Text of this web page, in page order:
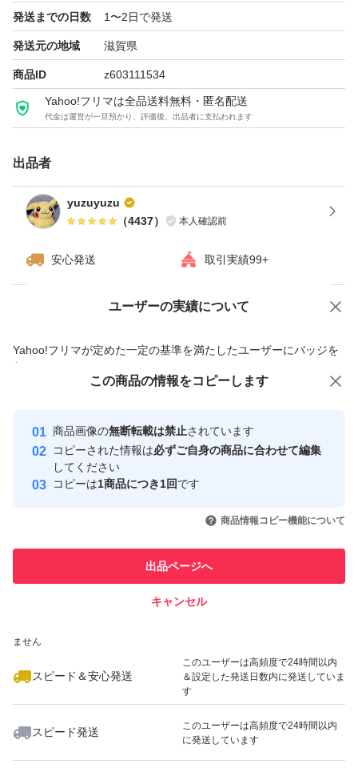
発送までの日数 1〜2日で発送
発送元の地域 滋賀県
商品ID z603111534
Yahoo!フリマは全品送料無料・匿名配送
代金は運営が一旦預かり、評価後、出品者に支払われます
出品者
yuzuyuzu
（4437） 本人確認前
安心発送 取引実績99+
ユーザーの実績について
Yahoo!フリマが定めた一定の基準を満たしたユーザーにバッジを
付与しています
安心取引出品者
心・安全なユーザーです
取引実績
引を完了させた実績があります
での取引実績があります
ません
スピード＆安心発送
このユーザーは高頻度で24時間以内
＆設定した発送日数内に発送していま
す
スピード発送
このユーザーは高頻度で24時間以内
に発送しています
価格の相談 商品への質問
この商品の情報をコピーします
商品画像の無断転載は禁止されています
コピーされた情報は必ずご自身の商品に合わせて編集
してください
コピーは1商品につき1回です
商品情報コピー機能について
出品ページへ
キャンセル
この商品をみている人にオススメ
いいね！
2,600